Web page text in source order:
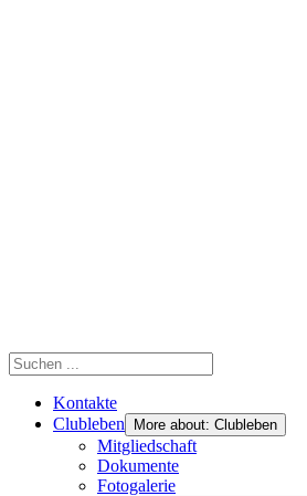
Kontakte
Clubleben
More about: Clubleben
Mitgliedschaft
Dokumente
Fotogalerie